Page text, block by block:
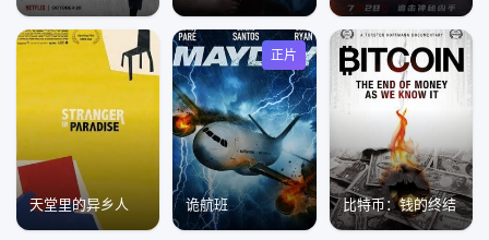
天堂里的异乡人
正片
诡航班 比特币：钱的终结